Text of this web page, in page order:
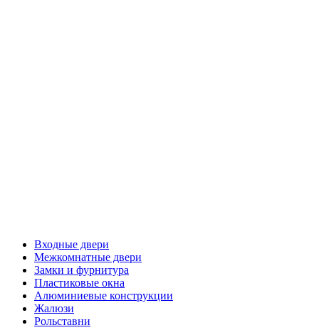
Входные двери
Межкомнатные двери
Замки и фурнитура
Пластиковые окна
Алюминиевые конструкции
Жалюзи
Рольставни